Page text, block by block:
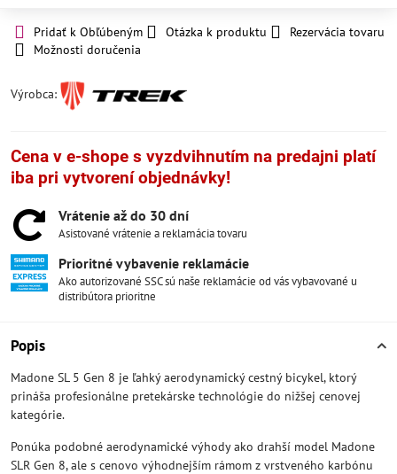
Pridať k Obľúbeným Otázka k produktu
Rezervácia tovaru
Možnosti doručenia
Výrobca:
Cena v e-shope s vyzdvihnutím na predajni platí
iba pri vytvorení objednávky!
Vrátenie až do 30 dní
Asistované vrátenie a reklamácia tovaru
Prioritné vybavenie reklamácie
Ako autorizované SSC sú naše reklamácie od vás vybavované u
distribútora prioritne
Popis
Madone SL 5 Gen 8 je ľahký aerodynamický cestný bicykel, ktorý
prináša profesionálne pretekárske technológie do nižšej cenovej
kategórie.
Ponúka podobné aerodynamické výhody ako drahší model Madone
SLR Gen 8, ale s cenovo výhodnejším rámom z vrstveného karbónu